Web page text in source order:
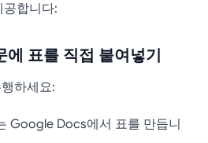
공합니다:
에 표를 직접 붙여넣기
하세요:
Google Docs에서 표를 만듭니